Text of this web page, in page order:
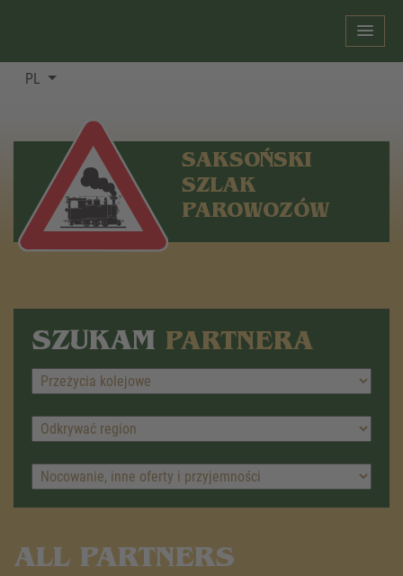
PL
SAKSOŃSKI
SZLAK
PAROWOZÓW
SZUKAM PARTNERA
ALL PARTNERS